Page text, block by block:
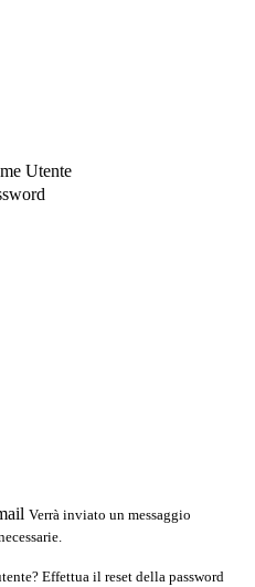
Utente
Verrà inviato un messaggio
Effettua il reset della password